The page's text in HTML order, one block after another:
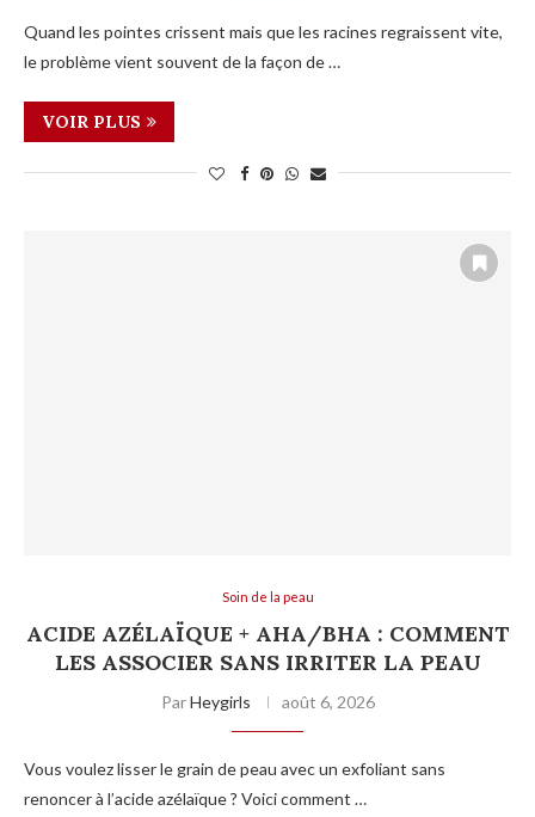
Quand les pointes crissent mais que les racines regraissent vite,
le problème vient souvent de la façon de …
VOIR PLUS
Soin de la peau
ACIDE AZÉLAÏQUE + AHA/BHA : COMMENT
LES ASSOCIER SANS IRRITER LA PEAU
ParHeygirls août 6, 2026
Vous voulez lisser le grain de peau avec un exfoliant sans
renoncer à l’acide azélaïque ? Voici comment …